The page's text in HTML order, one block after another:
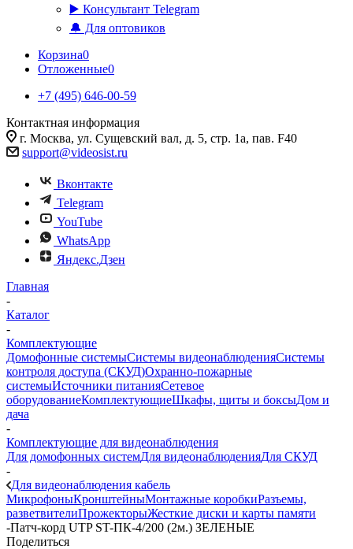
▶️ Консультант Telegram
🔔 Для оптовиков
Корзина0
Отложенные0
+7 (495) 646-00-59
Контактная информация
г. Москва, ул. Сущевский вал, д. 5, стр. 1а, пав. F40
support@videosist.ru
Вконтакте
Telegram
YouTube
WhatsApp
Яндекс.Дзен
Главная
-
Каталог
-
Комплектующие
Домофонные системыСистемы видеонаблюденияСистемы
контроля доступа (СКУД)Охранно-пожарные
системыИсточники питанияСетевое
оборудованиеКомплектующиеШкафы, щиты и боксыДом и
дача
-
Комплектующие для видеонаблюдения
Для домофонных системДля видеонаблюденияДля СКУД
-
Для видеонаблюдения кабель
МикрофоныКронштейныМонтажные коробкиРазъемы,
разветвителиПрожекторыЖесткие диски и карты памяти
-Патч-корд UTP ST-ПК-4/200 (2м.) ЗЕЛЕНЫЕ
Поделиться